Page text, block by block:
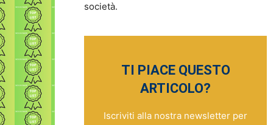
società.
TI PIACE QUESTO
ARTICOLO?
Iscriviti alla nostra newsletter per